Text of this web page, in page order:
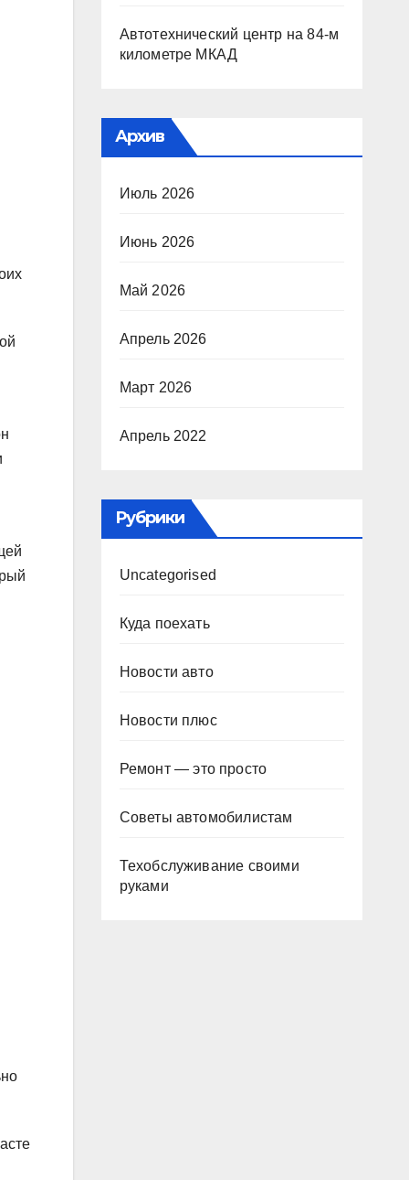
Автотехнический центр на 84-м
километре МКАД
Архив
Июль 2026
Июнь 2026
Май 2026
Апрель 2026
Март 2026
Апрель 2022
Рубрики
Uncategorised
Куда поехать
Новости авто
Новости плюс
Ремонт — это просто
Советы автомобилистам
Техобслуживание своими
руками